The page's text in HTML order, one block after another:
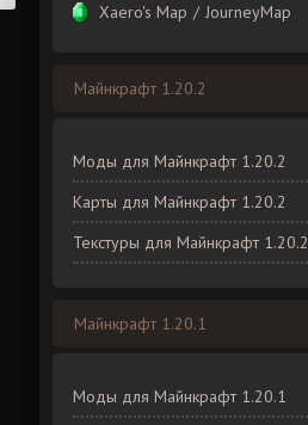
Xаero's Mаp / JourneyMap
Майнкрафт 1.20.2
Моды для Майнкрафт 1.20.2
Карты для Майнкрафт 1.20.2
Текстуры для Майнкрафт 1.20.2
Майнкрафт 1.20.1
Моды для Майнкрафт 1.20.1